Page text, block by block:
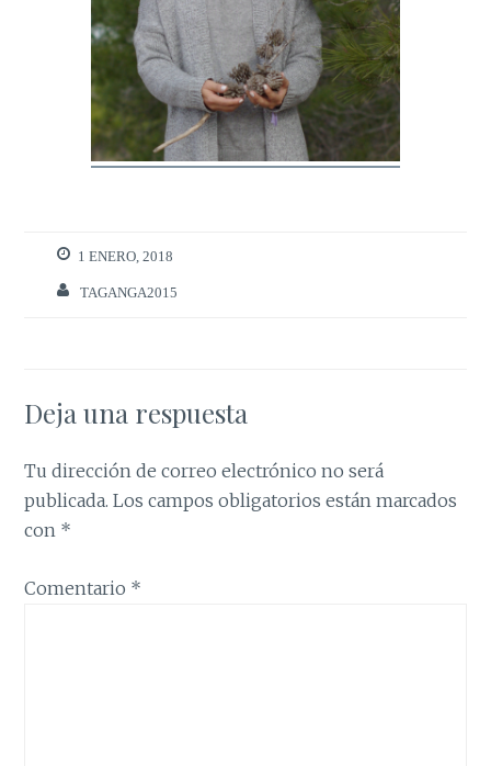
1 ENERO, 2018
TAGANGA2015
Deja una respuesta
Tu dirección de correo electrónico no será
publicada. Los campos obligatorios están marcados
con *
Comentario *